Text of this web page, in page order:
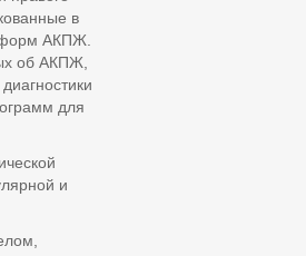
в
форм АКПЖ.
об АКПЖ,
для
и